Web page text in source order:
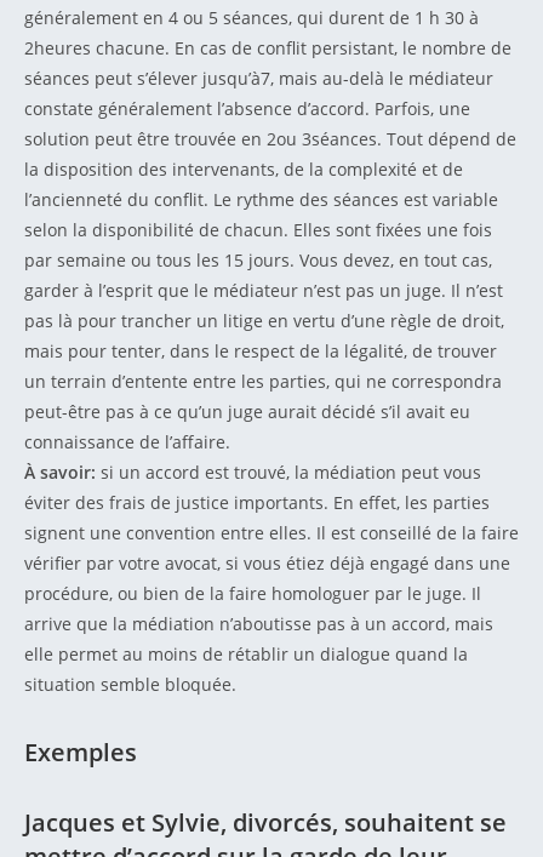
généralement en 4 ou 5 séances, qui durent de 1 h 30 à
2heures chacune. En cas de conflit persistant, le nombre de
séances peut s’élever jusqu’à7, mais au-delà le médiateur
constate généralement l’absence d’accord. Parfois, une
solution peut être trouvée en 2ou 3séances. Tout dépend de
la disposition des intervenants, de la complexité et de
l’ancienneté du conflit. Le rythme des séances est variable
selon la disponibilité de chacun. Elles sont fixées une fois
par semaine ou tous les 15 jours. Vous devez, en tout cas,
garder à l’esprit que le médiateur n’est pas un juge. Il n’est
pas là pour trancher un litige en vertu d’une règle de droit,
mais pour tenter, dans le respect de la légalité, de trouver
un terrain d’entente entre les parties, qui ne correspondra
peut-être pas à ce qu’un juge aurait décidé s’il avait eu
connaissance de l’affaire.
À savoir: si un accord est trouvé, la médiation peut vous
éviter des frais de justice importants. En effet, les parties
signent une convention entre elles. Il est conseillé de la faire
vérifier par votre avocat, si vous étiez déjà engagé dans une
procédure, ou bien de la faire homologuer par le juge. Il
arrive que la médiation n’aboutisse pas à un accord, mais
elle permet au moins de rétablir un dialogue quand la
situation semble bloquée.
Exemples
Jacques et Sylvie, divorcés, souhaitent se